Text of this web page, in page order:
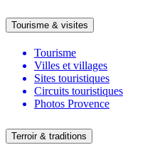
Tourisme & visites
Tourisme
Villes et villages
Sites touristiques
Circuits touristiques
Photos Provence
Terroir & traditions